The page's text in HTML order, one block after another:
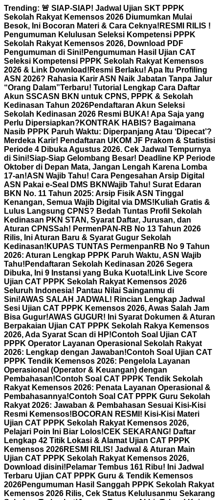
Skip
to
content
Trending: 🚨 SIAP-SIAP! Jadwal Ujian SKT PPPK
Sekolah Rakyat Kemensos 2026 Diumumkan Mulai
Besok, Ini Bocoran Materi & Cara Ceknya! RESMI RILIS !
Pengumuman Kelulusan Seleksi Kompetensi PPPK
Sekolah Rakyat Kemensos 2026, Download PDF
Pengumuman di Sini! Pengumuman Hasil Ujian CAT
Seleksi Kompetensi PPPK Sekolah Rakyat Kemensos
2026 & Link Download! Resmi Berlaku! Apa Itu Profiling
ASN 2026? Rahasia Karir ASN Naik Jabatan Tanpa Jalur
“Orang Dalam”Terbaru! Tutorial Lengkap Cara Daftar
Akun SSCASN BKN untuk CPNS, PPPK & Sekolah
Kedinasan Tahun 2026Pendaftaran Akun Seleksi
Sekolah Kedinasan 2026 Resmi BUKA! Apa Saja yang
Perlu Dipersiapkan? KONTRAK HABIS? Bagaimana
Nasib PPPK Paruh Waktu: Diperpanjang Atau ‘Dipecat’?
Merdeka Karir! Pendaftaran UKOM JF Prakom & Statistisi
Periode 4 Dibuka Agustus 2026. Cek Jadwal Tempurnya
di Sini!Siap-Siap Gelombang Besar! Deadline KP Periode
Oktober di Depan Mata, Jangan Lengah Karena Lomba
17-an!ASN Wajib Tahu! Cara Pengesahan Arsip Digital
ASN Pakai e-Seal DMS BKNWajib Tahu! Surat Edaran
BKN No. 11 Tahun 2025: Arsip Fisik ASN Tinggal
Kenangan, Semua Wajib Digital via DMS! Kuliah Gratis &
Lulus Langsung CPNS? Bedah Tuntas Profil Sekolah
Kedinasan PKN STAN, Syarat Daftar, Jurusan, dan
Aturan CPNSSah! PermenPAN-RB No 13 Tahun 2026
Rilis, Ini Aturan Baru & Syarat Gugur Sekolah
Kedinasan! KUPAS TUNTAS PermenpanRB No 9 Tahun
2026: Aturan Lengkap PPPK Paruh Waktu, ASN Wajib
Tahu! Pendaftaran Sekolah Kedinasan 2026 Segera
Dibuka, Ini 9 Instansi yang Buka Kuota! Link Live Score
Ujian CAT PPPK Sekolah Rakyat Kemensos 2026
Seluruh Indonesia! Pantau Nilai Sainganmu di
Sini!AWAS SALAH JADWAL! Rincian Lengkap Jadwal
Sesi Ujian CAT PPPK Kemensos 2026, Awas Salah Jam
Bisa Gugur!AWAS GUGUR! Ini Syarat Dokumen & Aturan
Berpakaian Ujian CAT PPPK Sekolah Rakya Kemensos
2026, Ada Syarat Scan di HP!Contoh Soal Ujian CAT
PPPK Operator Layanan Operasional Sekolah Rakyat
2026: Lengkap dengan Jawaban!Contoh Soal Ujian CAT
PPPK Tendik Kemensos 2026: Pengelola Layanan
Operasional (Operator & Keuangan) dengan
Pembahasan!Contoh Soal CAT PPPK Tendik Sekolah
Rakyat Kemensos 2026: Penata Layanan Operasional &
Pembahasannya!Contoh Soal CAT PPPK Guru Sekolah
Rakyat 2026: Jawaban & Pembahasan Sesuai Kisi-Kisi
Resmi Kemensos! BOCORAN RESMI! Kisi-Kisi Materi
Ujian CAT PPPK Sekolah Rakyat Kemensos 2026,
Pelajari Poin Ini Biar Lolos!CEK SEKARANG! Daftar
Lengkap 42 Titik Lokasi & Alamat Ujian CAT PPPK
Kemensos 2026RESMI RILIS! Jadwal & Aturan Main
Ujian CAT PPPK Sekolah Rakyat Kemensos 2026,
Download disini! Pelamar Tembus 161 Ribu! Ini Jadwal
Terbaru Ujian CAT PPPK Guru & Tendik Kemensos
2026Pengumuman Hasil Sanggah PPPK Sekolah Rakyat
Kemensos 2026 Rilis, Cek Status Kelulusanmu Sekarang